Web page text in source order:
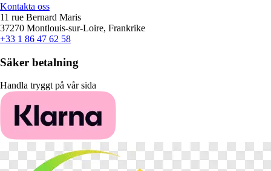
Kontakta oss
11 rue Bernard Maris
37270 Montlouis-sur-Loire, Frankrike
+33 1 86 47 62 58
Säker betalning
Handla tryggt på vår sida